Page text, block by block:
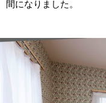
間になりました。